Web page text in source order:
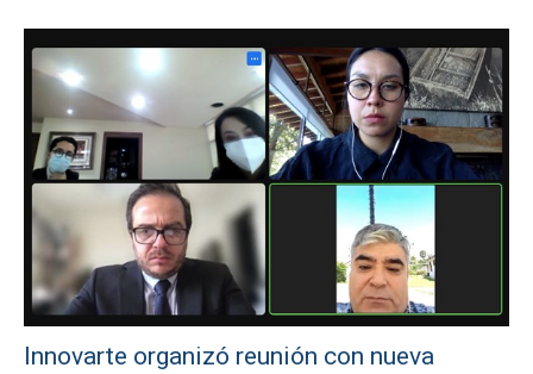
Innovarte organizó reunión con nueva